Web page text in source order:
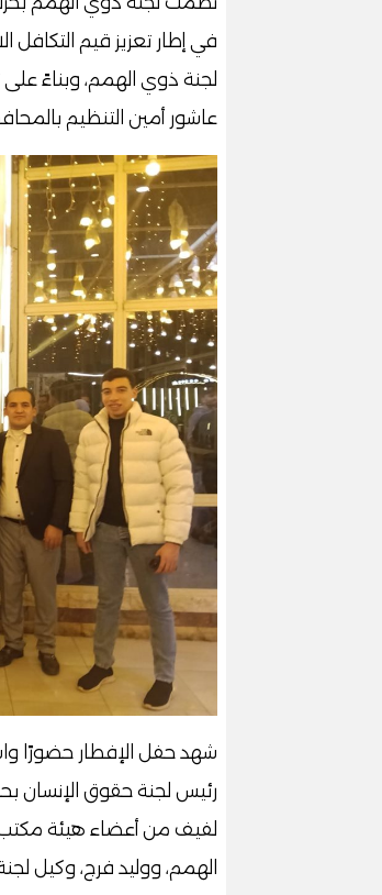
في إطار تعزيز قيم التكافل
لجنة ذوي الهمم، وبناءً
عاشور أمين التنظيم
شهد حفل الإفطار حضورًا
رئيس لجنة حقوق الإنسان
لفيف من أعضاء هيئة مكتب
الهمم، ووليد فرج،